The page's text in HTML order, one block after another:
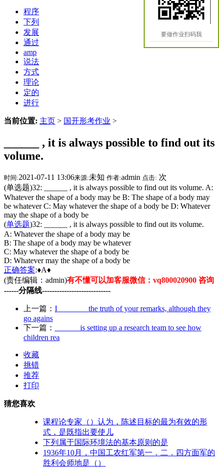
程序
下列
发展
通过
amp
说法
方式
理论
定的
进行
当前位置: 主页 > 国开形考作业 >
______ , it is always possible to find out its
volume.
时间:2021-07-11 13:06来源:未知 作者:admin 点击: 次
(单选题)32: ______ , it is always possible to find out its volume. A:
Whatever the shape of a body may be B: The shape of a body may
be whatever C: May whatever the shape of a body be D: Whatever
may the shape of a body be
(单选题)32: ______ , it is always possible to find out its volume.
A: Whatever the shape of a body may be
B: The shape of a body may be whatever
C: May whatever the shape of a body be
D: Whatever may the shape of a body be
正确答案:♦A♦
(责任编辑：admin)有不懂可以加客服微信：vq800020900 咨询
------分隔线----------------------------
上一篇： I _______ the truth of your remarks, although they
go agains
下一篇：
______ is setting up a research team to see how
children rea
收藏
挑错
推荐
打印
猜您喜欢
课程论专家（）认为，陈述目标的最为有效的形
式，是既指出要使儿
下列属于国际环境法的基本原则的是
1936年10月，中国工农红军第一．二．四方面军的
胜利会师地是（）
要做作业扫码我